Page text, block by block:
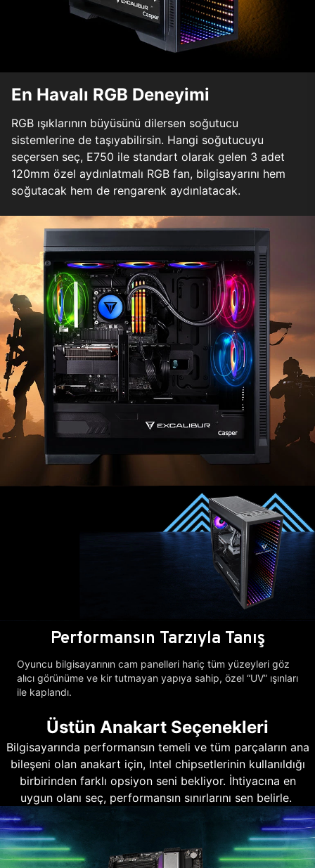
En Havalı RGB Deneyimi
RGB ışıklarının büyüsünü dilersen soğutucu
sistemlerine de taşıyabilirsin. Hangi soğutucuyu
seçersen seç, E750 ile standart olarak gelen 3 adet
120mm özel aydınlatmalı RGB fan, bilgisayarını hem
soğutacak hem de rengarenk aydınlatacak.
Performansın Tarzıyla Tanış
Oyuncu bilgisayarının cam panelleri hariç tüm yüzeyleri göz
alıcı görünüme ve kir tutmayan yapıya sahip, özel “UV” ışınları
ile kaplandı.
Üstün Anakart Seçenekleri
Bilgisayarında performansın temeli ve tüm parçaların ana
bileşeni olan anakart için, Intel chipsetlerinin kullanıldığı
birbirinden farklı opsiyon seni bekliyor. İhtiyacına en
uygun olanı seç, performansın sınırlarını sen belirle.